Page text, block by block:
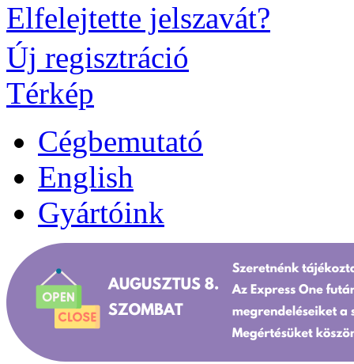
Elfelejtette jelszavát?
Új regisztráció
Térkép
Cégbemutató
English
Gyártóink